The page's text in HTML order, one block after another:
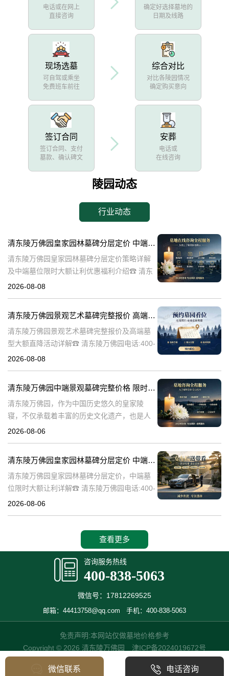
电话或在网上
直接咨询
确定好选择墓地的
日期及线路
现场选墓
可自驾或乘坐
免费班车前往
综合对比
对比各陵园情况
确定购买意向
签订合同
签订合同、支付
墓款、确认碑文
安葬
电话或
在线咨询
陵园动态
行业动态
清东陵万佛园皇家园林墓碑分层定价 中端墓位限时大额让利详解及优惠福利
清东陵万佛园皇家园林墓碑分层定价策略详解
及中端墓位限时大额让利优惠福利介绍☎ 清东
陵万佛园电话:400-838-5063清东陵万佛园，作
2026-08-08
清东陵万佛园景观艺术墓碑完整报价 高端墓型大额直降活动详解
清东陵万佛园景观艺术墓碑完整报价及高端墓
型大额直降活动详解☎ 清东陵万佛园电话:400-
838-5063清东陵万佛园，作为中国历史悠久的
2026-08-08
清东陵万佛园中端景观墓碑完整价格 限时减免多年管理费详解
清东陵万佛园，作为中国历史悠久的皇家陵
寝，不仅承载着丰富的历史文化遗产，也是人
们缅怀先人、寄托哀思的重要场所。近年来，
清
2026-08-06
清东陵万佛园皇家园林墓碑分层定价 中端墓位限时大额让利详解
清东陵万佛园皇家园林墓碑分层定价，中端墓
位限时大额让利详解☎ 清东陵万佛园电话:400-
838-5063清东陵万佛园，作为中国历史上著名
2026-08-06
查看更多
咨询服务热线
400-838-5063
微信号：17812269525
邮箱：44413758@qq.com 手机：400-838-5063
免责声明:本网站仅做墓地价格参考
Copyright © 2026 清东陵万佛园 津ICP备2024019672号
微信联系 电话咨询